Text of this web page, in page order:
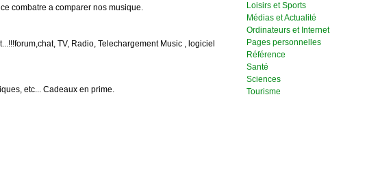
combatre a comparer nos musique.
TV, Radio, Telechargement Music , logiciel
etc... Cadeaux en prime.
Loisirs et Sports
Médias et Actualité
Ordinateurs et Internet
Pages personnelles
Référence
Santé
Sciences
Tourisme